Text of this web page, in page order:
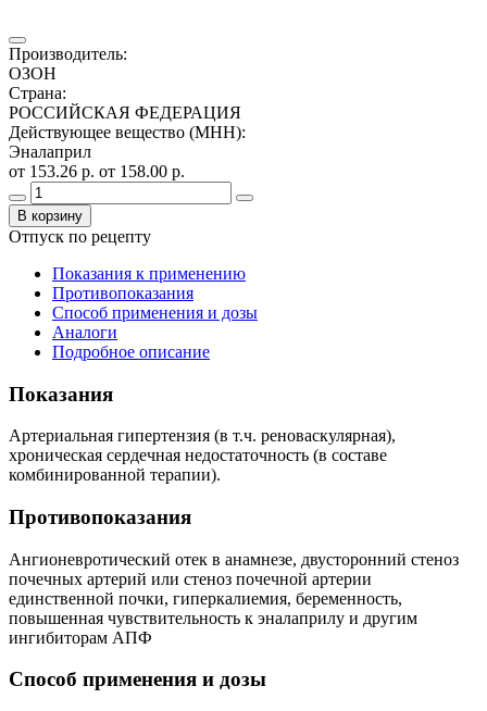
Производитель:
ОЗОН
Страна:
РОССИЙСКАЯ ФЕДЕРАЦИЯ
Действующее вещество (МНН):
Эналаприл
от 153.26 р. от 158.00 р.
В корзину
Отпуск по рецепту
Показания к применению
Противопоказания
Способ применения и дозы
Аналоги
Подробное описание
Показания
Артериальная гипертензия (в т.ч. реноваскулярная),
хроническая сердечная недостаточность (в составе
комбинированной терапии).
Противопоказания
Ангионевротический отек в анамнезе, двусторонний стеноз
почечных артерий или стеноз почечной артерии
единственной почки, гиперкалиемия, беременность,
повышенная чувствительность к эналаприлу и другим
ингибиторам АПФ
Способ применения и дозы